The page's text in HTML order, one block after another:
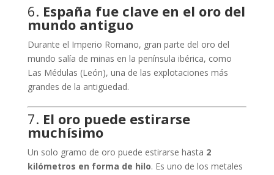
6. España fue clave en el oro del
mundo antiguo
Durante el Imperio Romano, gran parte del oro del
mundo salía de minas en la península ibérica, como
Las Médulas (León), una de las explotaciones más
grandes de la antigüedad.
7. El oro puede estirarse
muchísimo
Un solo gramo de oro puede estirarse hasta 2
kilómetros en forma de hilo. Es uno de los metales